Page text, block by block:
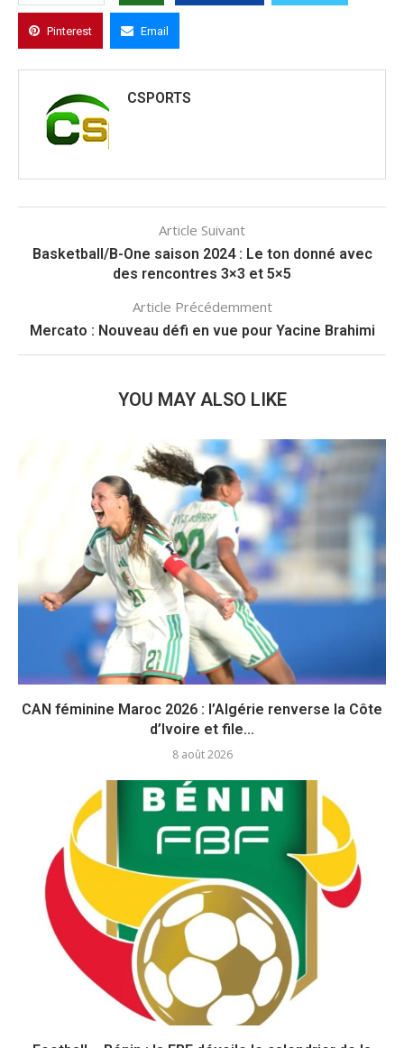
Pinterest Email
CSPORTS
Article Suivant
Basketball/B-One saison 2024 : Le ton donné avec
des rencontres 3×3 et 5×5
Article Précédemment
Mercato : Nouveau défi en vue pour Yacine Brahimi
YOU MAY ALSO LIKE
CAN féminine Maroc 2026 : l’Algérie renverse la Côte
d’Ivoire et file...
8 août 2026